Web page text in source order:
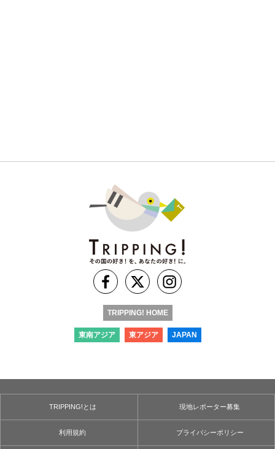
TRIPPING! HOME
東南アジア 東アジア JAPAN
TRIPPING!とは 現地レポーター募集
利用規約 プライバシーポリシー